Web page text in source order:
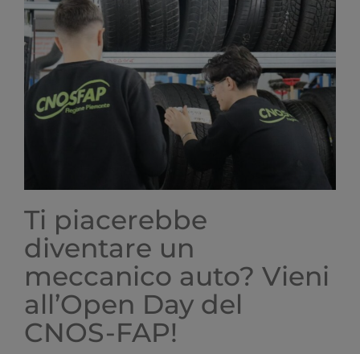
del
Vangelo
ai
Catechismo
Ti piacerebbe
diventare un
meccanico auto? Vieni
all’Open Day del
CNOS-FAP!